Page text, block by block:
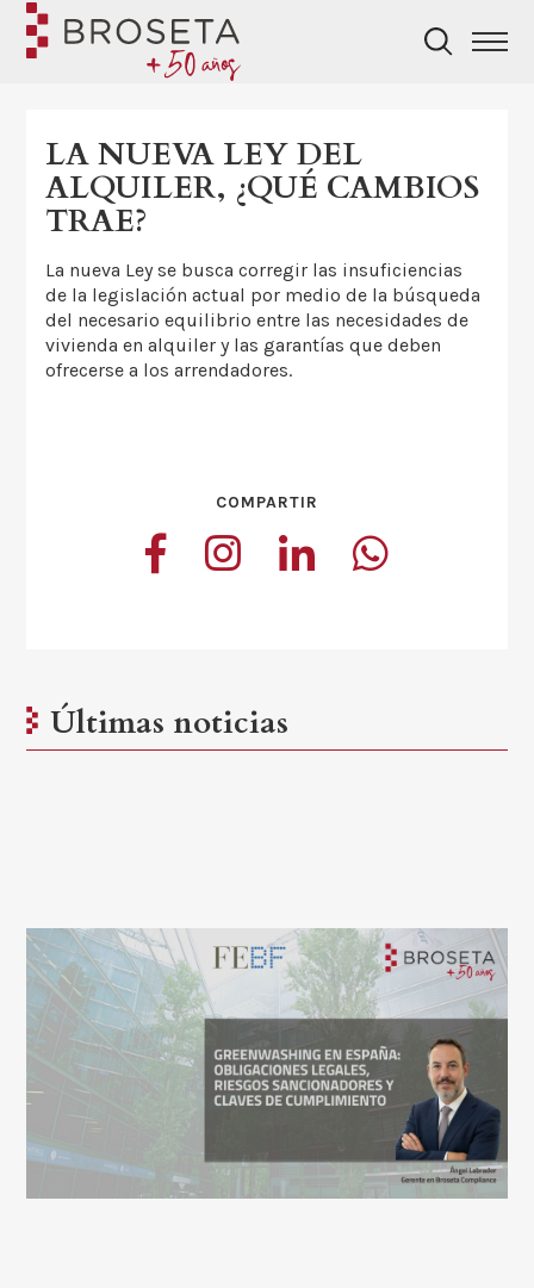
LA NUEVA LEY DEL
ALQUILER, ¿QUÉ CAMBIOS
TRAE?
La nueva Ley se busca corregir las insuficiencias
de la legislación actual por medio de la búsqueda
del necesario equilibrio entre las necesidades de
vivienda en alquiler y las garantías que deben
ofrecerse a los arrendadores.
COMPARTIR
Últimas noticias